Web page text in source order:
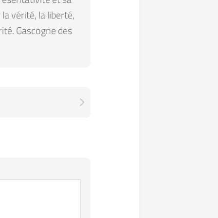
vérité, la liberté,
Gascogne des